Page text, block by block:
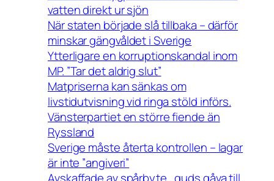
vatten direkt ur sjön
När staten började slå tillbaka – därför
minskar gängvåldet i Sverige
Ytterligare en korruptionskandal inom
MP. ”Tar det aldrig slut”
Matpriserna kan sänkas om
livstidutvisning vid ringa stöld införs.
Vänsterpartiet en större fiende än
Ryssland
Sverige måste återta kontrollen – lagar
är inte ”angiveri”